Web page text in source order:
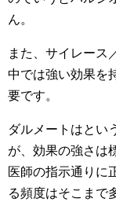
ん。
また、サイレース
中では強い効果を
要です。
ダルメートはとい
が、効果の強さは
医師の指示通りに
る頻度はそこまで